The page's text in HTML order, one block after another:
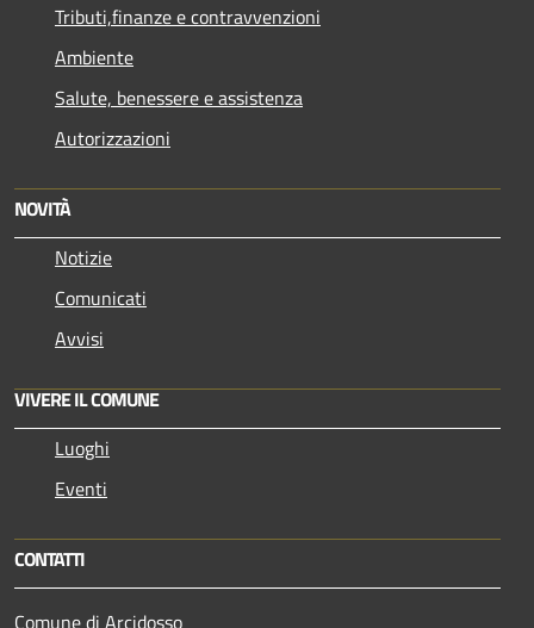
Tributi,finanze e contravvenzioni
Ambiente
Salute, benessere e assistenza
Autorizzazioni
NOVITÀ
Notizie
Comunicati
Avvisi
VIVERE IL COMUNE
Luoghi
Eventi
CONTATTI
Comune di Arcidosso